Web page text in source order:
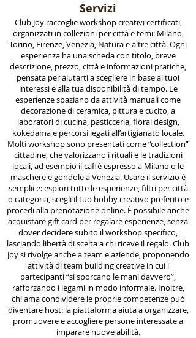
Servizi
Club Joy raccoglie workshop creativi certificati,
organizzati in collezioni per città e temi: Milano,
Torino, Firenze, Venezia, Natura e altre città. Ogni
esperienza ha una scheda con titolo, breve
descrizione, prezzo, città e informazioni pratiche,
pensata per aiutarti a scegliere in base ai tuoi
interessi e alla tua disponibilità di tempo. Le
esperienze spaziano da attività manuali come
decorazione di ceramica, pittura e cucito, a
laboratori di cucina, pasticceria, floral design,
kokedama e percorsi legati all’artigianato locale.
Molti workshop sono presentati come “collection”
cittadine, che valorizzano i rituali e le tradizioni
locali, ad esempio il caffè espresso a Milano o le
maschere e gondole a Venezia. Usare il servizio è
semplice: esplori tutte le esperienze, filtri per città
o categoria, scegli il tuo hobby creativo preferito e
procedi alla prenotazione online. È possibile anche
acquistare gift card per regalare esperienze, senza
dover decidere subito il workshop specifico,
lasciando libertà di scelta a chi riceve il regalo. Club
Joy si rivolge anche a team e aziende, proponendo
attività di team building creative in cui i
partecipanti “si sporcano le mani davvero”,
rafforzando i legami in modo informale. Inoltre,
chi ama condividere le proprie competenze può
diventare host: la piattaforma aiuta a organizzare,
promuovere e accogliere persone interessate a
imparare nuove abilità.